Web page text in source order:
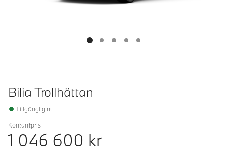
Bilia Trollhättan
Tillgänglig nu
Kontantpris
1 046 600 kr